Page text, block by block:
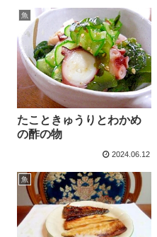
魚
たこときゅうりとわかめ
の酢の物
2024.06.12
魚